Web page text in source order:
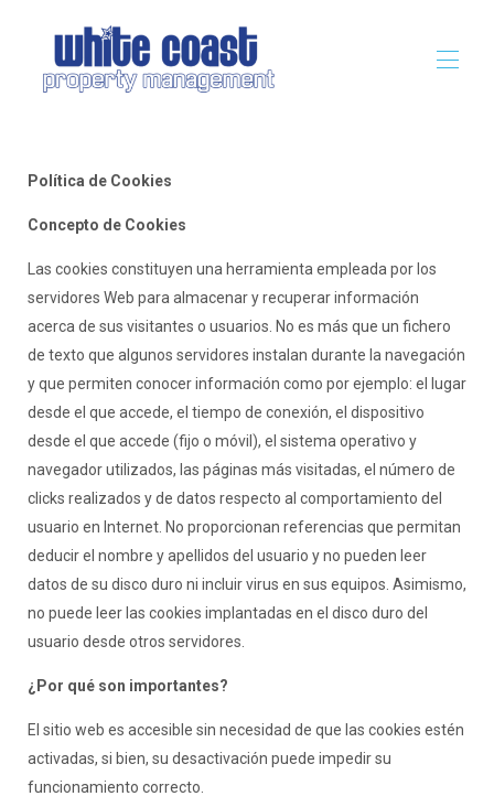
Local Area
List Your Property
Design & Décor
Contact us
Política de Cookies
Concepto de Cookies
Las cookies constituyen una herramienta empleada por los
servidores Web para almacenar y recuperar información
acerca de sus visitantes o usuarios. No es más que un fichero
de texto que algunos servidores instalan durante la navegación
y que permiten conocer información como por ejemplo: el lugar
desde el que accede, el tiempo de conexión, el dispositivo
desde el que accede (fijo o móvil), el sistema operativo y
navegador utilizados, las páginas más visitadas, el número de
clicks realizados y de datos respecto al comportamiento del
usuario en Internet. No proporcionan referencias que permitan
deducir el nombre y apellidos del usuario y no pueden leer
datos de su disco duro ni incluir virus en sus equipos. Asimismo,
no puede leer las cookies implantadas en el disco duro del
usuario desde otros servidores.
¿Por qué son importantes?
El sitio web es accesible sin necesidad de que las cookies estén
activadas, si bien, su desactivación puede impedir su
funcionamiento correcto.